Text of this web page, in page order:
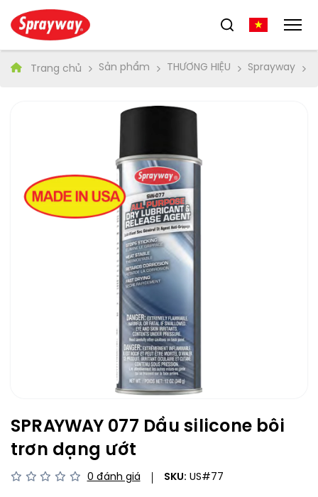
Trang chủ Sản phẩm THƯƠNG HIỆU Sprayway
SPRAYWAY 077 Dầu silicone bôi
trơn dạng ướt
0 đánh giá SKU: US#77